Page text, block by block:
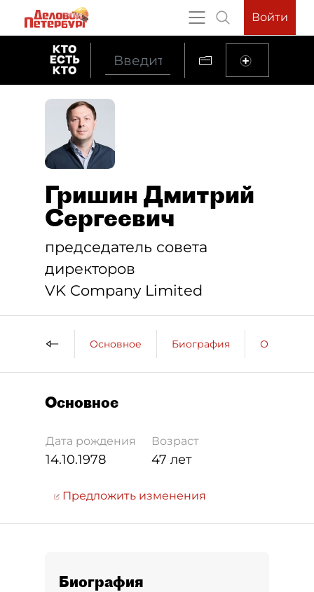
Войти
Гришин Дмитрий
Сергеевич
председатель совета
директоров
VK Company Limited
Основное Биография
Основное
Дата рождения
14.10.1978
Возраст
47 лет
Предложить изменения
Биография